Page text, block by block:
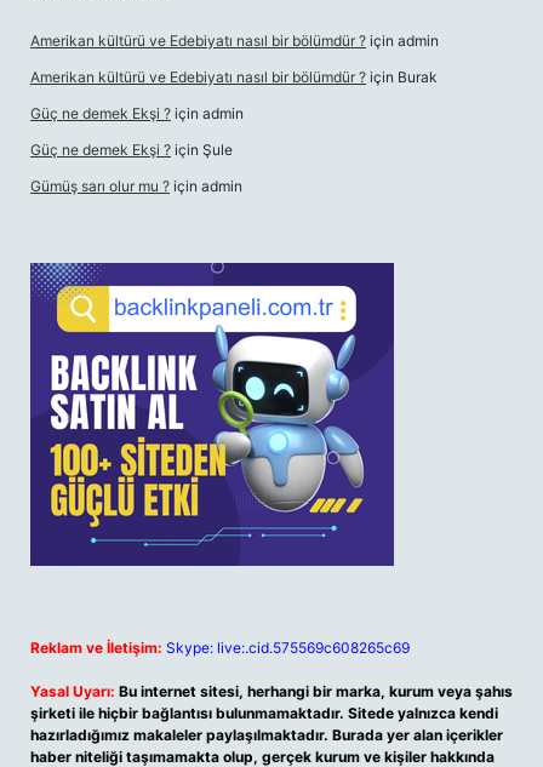
Amerikan kültürü ve Edebiyatı nasıl bir bölümdür ? için admin
Amerikan kültürü ve Edebiyatı nasıl bir bölümdür ? için Burak
Güç ne demek Ekşi ? için admin
Güç ne demek Ekşi ? için Şule
Gümüş sarı olur mu ? için admin
Reklam ve İletişim: Skype: live:.cid.575569c608265c69
Yasal Uyarı: Bu internet sitesi, herhangi bir marka, kurum veya şahıs
şirketi ile hiçbir bağlantısı bulunmamaktadır. Sitede yalnızca kendi
hazırladığımız makaleler paylaşılmaktadır. Burada yer alan içerikler
haber niteliği taşımamakta olup, gerçek kurum ve kişiler hakkında